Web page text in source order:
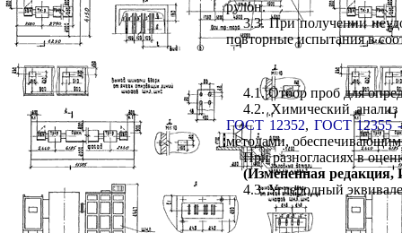
рулон.
3.3. При получении
повторные испытания в
4.1. Отбор проб для
4.2. Химический
ГОСТ 12352, ГОСТ 12355 -
методами,
При разногласиях в
(Измененная
4.3. Углеродный